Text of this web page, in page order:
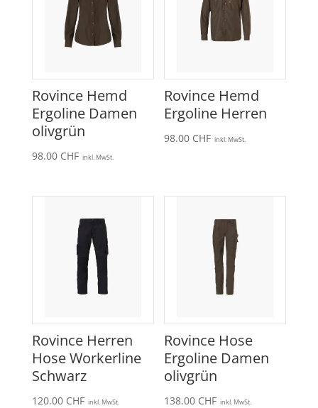
Rovince Hemd
Ergoline Damen
olivgrün
98.00 CHF inkl. MwSt.
Rovince Hemd
Ergoline Herren
98.00 CHF inkl. MwSt.
Rovince Herren
Hose Workerline
Schwarz
120.00 CHF inkl. MwSt.
Rovince Hose
Ergoline Damen
olivgrün
138.00 CHF inkl. MwSt.